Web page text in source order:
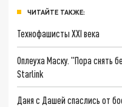
ЧИТАЙТЕ ТАКЖЕ:
Технофашисты XXI века
Оплеуха Маску. "Пора снять
Starlink
Даня с Дашей спаслись от